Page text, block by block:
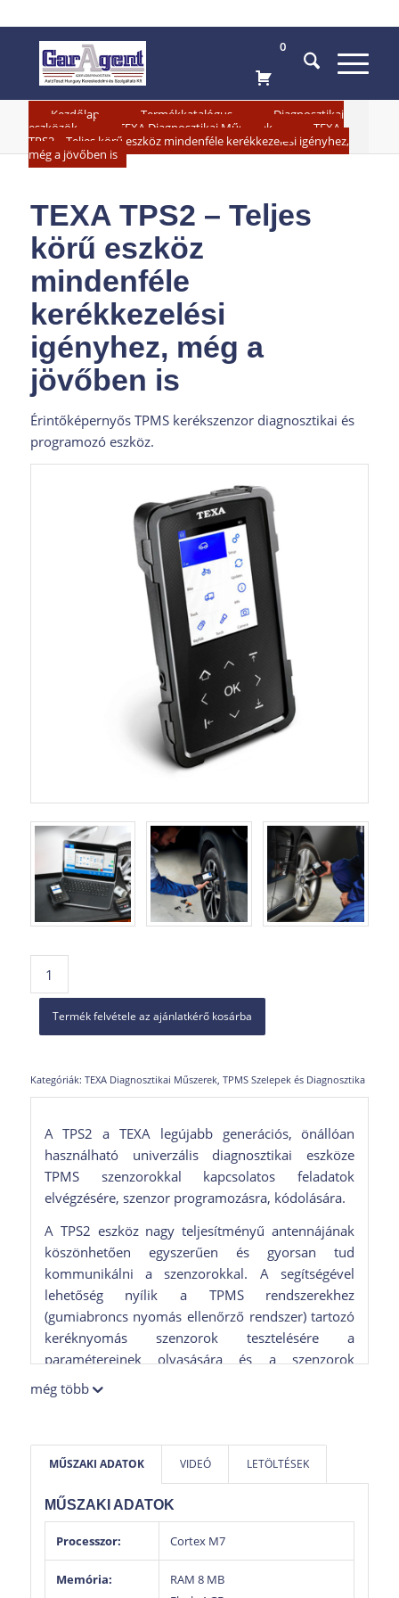
0
Kezdőlap Termékkatalógus
Diagnosztikai
eszközök
» TEXA Diagnosztikai Műszerek
TEXA
TPS2 – Teljes körű eszköz mindenféle kerékkezelési igényhez,
még a jövőben is
TEXA TPS2 – Teljes
körű eszköz
mindenféle
kerékkezelési
igényhez, még a
jövőben is
Érintőképernyős TPMS kerékszenzor diagnosztikai és
programozó eszköz.
Termék felvétele az ajánlatkérő kosárba
Kategóriák: TEXA Diagnosztikai Műszerek, TPMS Szelepek és Diagnosztika
A TPS2 a TEXA legújabb generációs, önállóan
használható univerzális diagnosztikai eszköze
TPMS szenzorokkal kapcsolatos feladatok
elvégzésére, szenzor programozásra, kódolására.
A TPS2 eszköz nagy teljesítményű antennájának
köszönhetően egyszerűen és gyorsan tud
kommunikálni a szenzorokkal. A segítségével
lehetőség nyílik a TPMS rendszerekhez
(gumiabroncs nyomás ellenőrző rendszer) tartozó
keréknyomás szenzorok tesztelésére a
paramétereinek olvasására és a szenzorok
kódolására.
az összes kiolvasott információt.
A beépített 5 MP kamerának a segítségével többek
között lehetséges a QR kódok olvasása és ügyfél
A TPS2 4 GB belső memóriával rendelkezik és
microSD-kártyával ez tovább bővíthető. Ezek
még több
MŰSZAKI ADATOK VIDEÓ LETÖLTÉSEK
MŰSZAKI ADATOK
Processzor: Cortex M7
Memória:
RAM 8 MB